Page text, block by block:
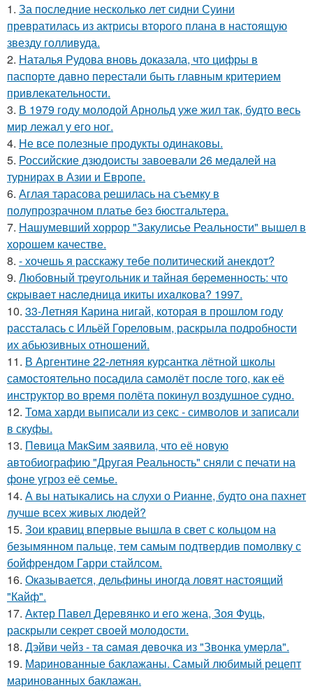
1. За последние несколько лет сидни Суини
превратилась из актрисы второго плана в настоящую
звезду голливуда.
2. Наталья Рудова вновь доказала, что цифры в
паспорте давно перестали быть главным критерием
привлекательности.
3. В 1979 году молодой Арнольд уже жил так, будто весь
мир лежал у его ног.
4. Не все полезные продукты одинаковы.
5. Российские дзюдоисты завоевали 26 медалей на
турнирах в Азии и Европе.
6. Аглая тарасова решилась на съемку в
полупрозрачном платье без бюстгальтера.
7. Нашумевший хоррор "Закулисье Реальности" вышел в
хорошем качестве.
8. - хочешь я расскажу тебе политический анекдот?
9. Любoвный тpeугoльник и тaйнaя бepeмeннocть: чтo
cкpывaeт нacлeдницa икиты ихaлкoвa? 1997.
10. 33-Летняя Карина нигай, которая в прошлом году
рассталась с Ильёй Гореловым, раскрыла подробности
их абьюзивных отношений.
11. В Аргентине 22-летняя курсантка лётной школы
самостоятельно посадила самолёт после того, как её
инструктор во время полёта покинул воздушное судно.
12. Тома харди выписали из секс - символов и записали
в скуфы.
13. Пeвица MакSим заявила, что её новую
автобиографию "Другая Реальность" сняли с печати на
фоне угроз её семье.
14. А вы натыкались на слухи о Рианне, будто она пахнет
лучше всех живых людей?
15. Зои кравиц впервые вышла в свет с кольцом на
безымянном пальце, тем самым подтвердив помолвку с
бойфрендом Гарри стайлсом.
16. Оказывается, дельфины иногда ловят настоящий
"Кайф".
17. Актер Павел Деревянко и его жена, Зоя Фуць,
раскрыли секрет своей молодости.
18. Дэйви чeйз - тa caмaя дeвoчкa из "Звoнкa умepлa".
19. Маринованные баклажаны. Самый любимый рецепт
маринованных баклажан.